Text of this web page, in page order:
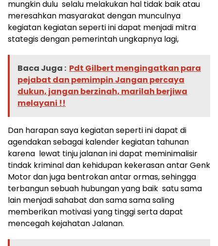
mungkin dulu selalu melakukan hal tidak baik atau
meresahkan masyarakat dengan munculnya
kegiatan kegiatan seperti ini dapat menjadi mitra
stategis dengan pemerintah ungkapnya lagi,
Baca Juga : Pdt Gilbert mengingatkan para
pejabat dan pemimpin Jangan percaya
dukun, jangan berzinah, marilah berjiwa
melayani !!
Dan harapan saya kegiatan seperti ini dapat di
agendakan sebagai kalender kegiatan tahunan
karena lewat tinju jalanan ini dapat meminimalisir
tindak kriminal dan kehidupan kekerasan antar Genk
Motor dan juga bentrokan antar ormas, sehingga
terbangun sebuah hubungan yang baik satu sama
lain menjadi sahabat dan sama sama saling
memberikan motivasi yang tinggi serta dapat
mencegah kejahatan Jalanan.